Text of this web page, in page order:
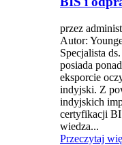
przez
Autor:
Specjalista
posiada
eksporcie
indyjski. Z
indyjskich
certyfikacji
wiedza...
Przeczytaj